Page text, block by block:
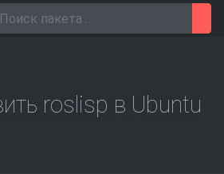
roslisp в Ubuntu